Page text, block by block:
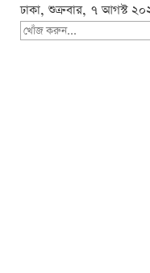
ঢাকা, শুক্রবার, ৭ আগস্ট